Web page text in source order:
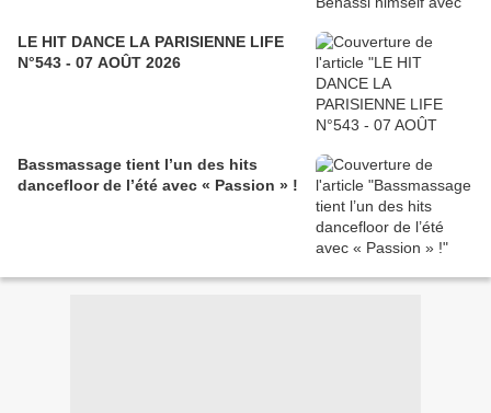
LE HIT DANCE LA PARISIENNE LIFE
N°543 - 07 AOÛT 2026
Bassmassage tient l’un des hits
dancefloor de l’été avec « Passion » !